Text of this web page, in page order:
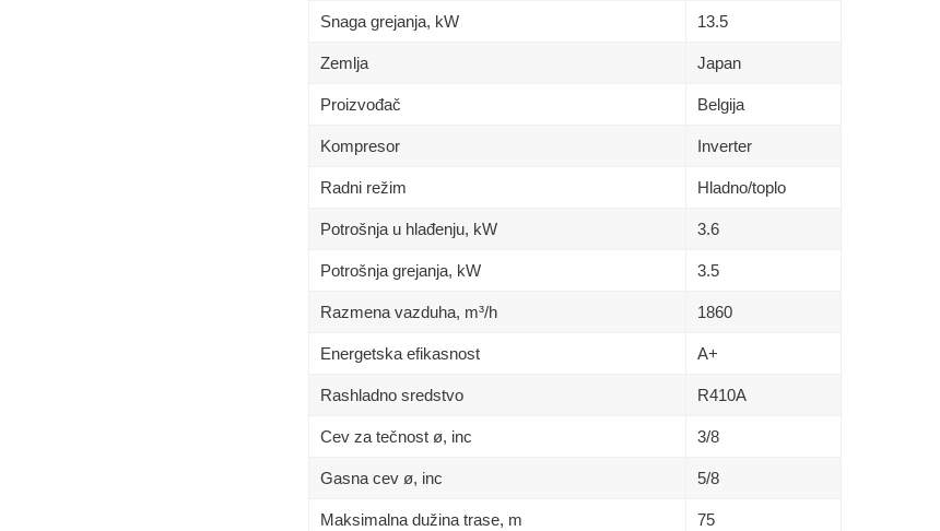
Snaga grejanja, kW 13.5
Zemlja Japan
Proizvođač Belgija
Kompresor Inverter
Radni režim Hladno/toplo
Potrošnja u hlađenju, kW 3.6
Potrošnja grejanja, kW 3.5
Razmena vazduha, m³/h 1860
Energetska efikasnost A+
Rashladno sredstvo R410A
Cev za tečnost ø, inc 3/8
Gasna cev ø, inc 5/8
Maksimalna dužina trase, m 75